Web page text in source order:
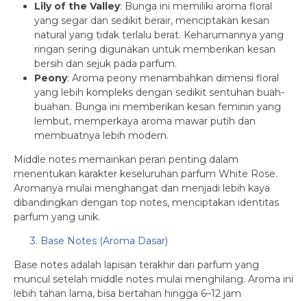
Lily of the Valley: Bunga ini memiliki aroma floral
yang segar dan sedikit berair, menciptakan kesan
natural yang tidak terlalu berat. Keharumannya yang
ringan sering digunakan untuk memberikan kesan
bersih dan sejuk pada parfum.
Peony: Aroma peony menambahkan dimensi floral
yang lebih kompleks dengan sedikit sentuhan buah-
buahan. Bunga ini memberikan kesan feminin yang
lembut, memperkaya aroma mawar putih dan
membuatnya lebih modern.
Middle notes memainkan peran penting dalam
menentukan karakter keseluruhan parfum White Rose.
Aromanya mulai menghangat dan menjadi lebih kaya
dibandingkan dengan top notes, menciptakan identitas
parfum yang unik.
3. Base Notes (Aroma Dasar)
Base notes adalah lapisan terakhir dari parfum yang
muncul setelah middle notes mulai menghilang. Aroma ini
lebih tahan lama, bisa bertahan hingga 6–12 jam